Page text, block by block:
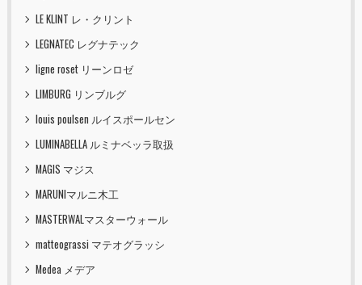
LE KLINT レ・クリント
LEGNATEC レグナテック
ligne roset リーンロゼ
LIMBURG リンブルグ
louis poulsen ルイスポールセン
LUMINABELLA ルミナベッラ取扱
MAGIS マジス
MARUNIマルニ木工
MASTERWALマスターウォール
matteograssi マテオグラッシ
Medea メデア